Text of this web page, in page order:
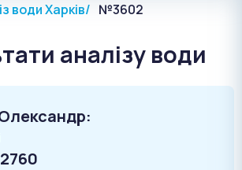
води Харків №3602
аналізу води